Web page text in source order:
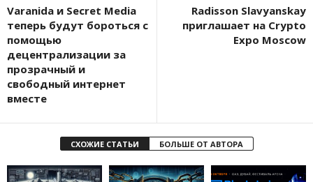
Varanida и Secret Media
теперь будут бороться с
помощью
децентрализации за
прозрачный и
свободный интернет
вместе
Radisson Slavyanskay
приглашает на Crypto
Expo Moscow
СХОЖИЕ СТАТЬИ БОЛЬШЕ ОТ АВТОРА